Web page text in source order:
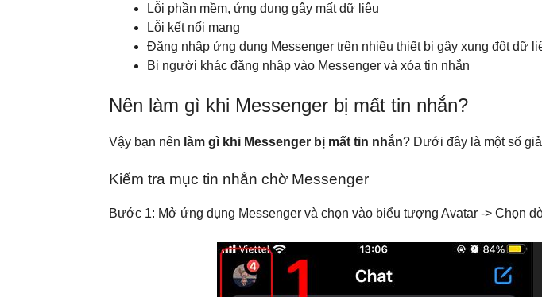
Lỗi phần mềm, ứng dụng gây mất dữ liệu
Lỗi kết nối mạng
Đăng nhập ứng dụng Messenger trên nhiều thiết bị gây xung đột dữ
Bị người khác đăng nhập vào Messenger và xóa tin nhắn
Nên làm gì khi Messenger bị mất tin nhắn?
Vậy bạn nên làm gì khi Messenger bị mất tin nhắn? Dưới đây là một số
Kiểm tra mục tin nhắn chờ Messenger
Bước 1: Mở ứng dụng Messenger và chọn vào biểu tượng Avatar -> Chọn